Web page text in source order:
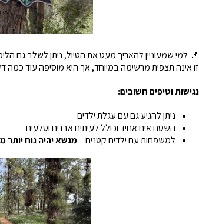
📌 למי שמעוניין להאריך מעט את הטיול, ניתן לשלב גם
זו אינה תצפית מרשימה במיוחד, אך היא מוסיפה עוד כמה
נגישות וטיפים חשובים:
ניתן להגיע גם עם עגלת ילדים
השטח אינו אחיד וכולל לעיתים אבנים וסלעים
למשפחות עם ילדים קטנים –מנשא יהיה נוח יותר